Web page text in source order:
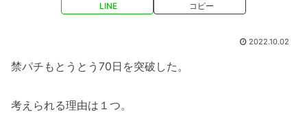
LINE コピー
2022.10.02
禁パチもとうとう70日を突破した。
考えられる理由は１つ。